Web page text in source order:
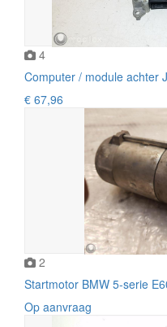
4
Computer / module achter
€ 67,96
2
Startmotor BMW 5-serie
Op aanvraag